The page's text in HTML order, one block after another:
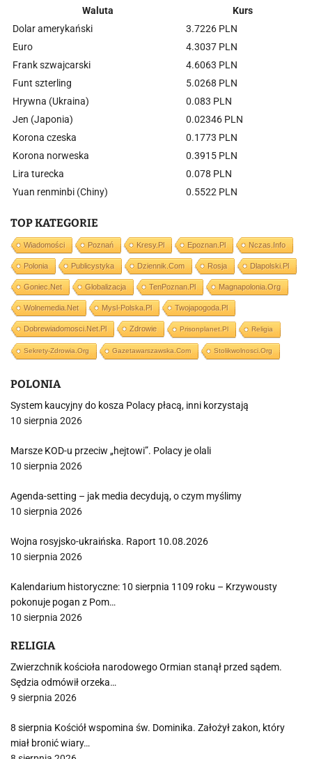
Waluta
Kurs
Dolar amerykański
3.7226 PLN
Euro
4.3037 PLN
Frank szwajcarski
4.6063 PLN
Funt szterling
5.0268 PLN
Hrywna (Ukraina)
0.083 PLN
Jen (Japonia)
0.02346 PLN
Korona czeska
0.1773 PLN
Korona norweska
0.3915 PLN
Lira turecka
0.078 PLN
Yuan renminbi (Chiny)
0.5522 PLN
TOP KATEGORIE
Wiadomości Poznań Kresy.pl Epoznan.pl Nczas.info
Polonia Publicystyka Dziennik.com Rosja Dlapolski.pl
Goniec.net Globalizacja TenPoznan.pl Magnapolonia.org
Wolnemedia.net Mysl-Polska.pl Twojapogoda.pl
Dobrewiadomosci.net.pl Zdrowie Prisonplanet.pl Religia
Sekrety-Zdrowia.org Gazetawarszawska.com Stolikwolnosci.org
POLONIA
System kaucyjny do kosza Polacy płacą, inni korzystają
10 sierpnia 2026
Marsze KOD-u przeciw „hejtowi”. Polacy je olali
10 sierpnia 2026
Agenda-setting – jak media decydują, o czym myślimy
10 sierpnia 2026
Wojna rosyjsko-ukraińska. Raport 10.08.2026
10 sierpnia 2026
Kalendarium historyczne: 10 sierpnia 1109 roku – Krzywousty
pokonuje pogan z Pom…
10 sierpnia 2026
RELIGIA
Zwierzchnik kościoła narodowego Ormian stanął przed sądem.
Sędzia odmówił orzeka…
9 sierpnia 2026
8 sierpnia Kościół wspomina św. Dominika. Założył zakon, który
miał bronić wiary…